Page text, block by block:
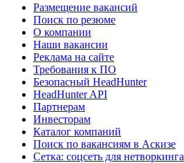
Размещение вакансий
Поиск по резюме
О компании
Наши вакансии
Реклама на сайте
Требования к ПО
Безопасный HeadHunter
HeadHunter API
Партнерам
Инвесторам
Каталог компаний
Поиск по вакансиям в Аскизе
Сетка: соцсеть для нетворкинга